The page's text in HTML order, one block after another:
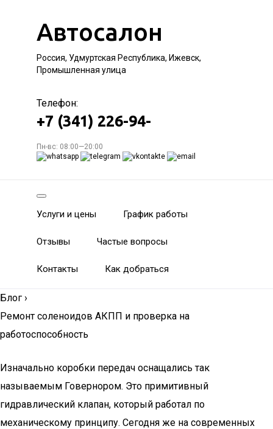
Автосалон
Россия, Удмуртская Республика, Ижевск,
Промышленная улица
Телефон:
+7 (341) 226-94-
Пн-вс: 08:00—20:00
Услуги и цены График работы
Отзывы Частые вопросы
Контакты Как добраться
Блог ›
Ремонт соленоидов АКПП и проверка на
работоспособность
Изначально коробки передач оснащались так
называемым Говернором. Это примитивный
гидравлический клапан, который работал по
механическому принципу. Сегодня же на современных